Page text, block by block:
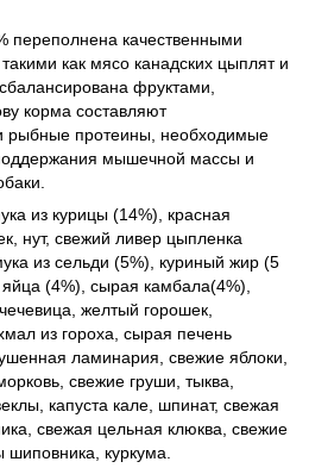
переполнена качественными
как мясо канадских цыплят и
фруктами,
корма составляют
рыбные протеины, необходимые
мышечной массы и
из курицы (14%), красная
нут, свежий ливер цыпленка
из сельди (5%), куриный жир (5
(4%), сырая камбала(4%),
желтый горошек,
из гороха, сырая печень
ламинария, свежие яблоки,
свежие груши, тыква,
капуста кале, шпинат, свежая
свежая цельная клюква, свежие
куркума.